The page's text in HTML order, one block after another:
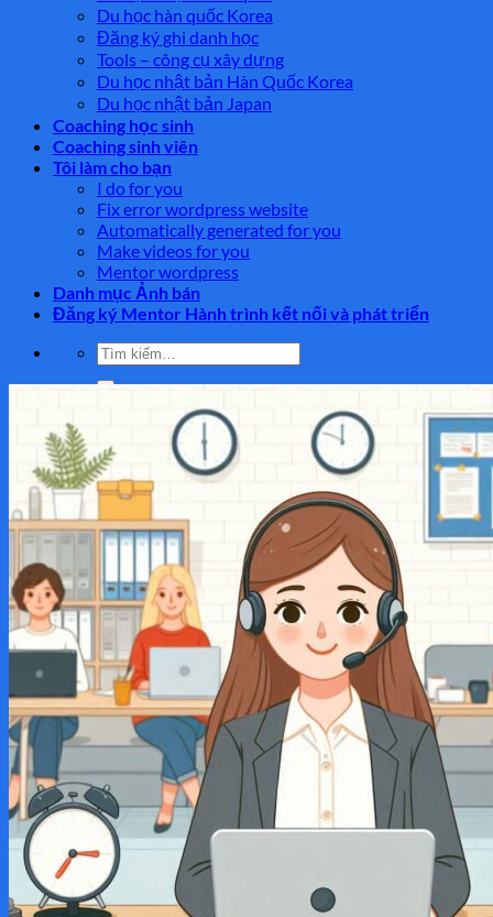
Du học hàn quốc Korea
Đăng ký ghi danh học
Tools – công cụ xây dựng
Du học nhật bản Hàn Quốc Korea
Du học nhật bản Japan
Coaching học sinh
Coaching sinh viên
Tôi làm cho bạn
I do for you
Fix error wordpress website
Automatically generated for you
Make videos for you
Mentor wordpress
Danh mục Ảnh bán
Đăng ký Mentor Hành trình kết nối và phát triển
Tìm
kiếm:
kiếm: